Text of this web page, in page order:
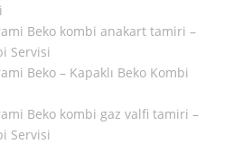
Beko kombi anakart tamiri –
Servisi
Beko – Kapaklı Beko Kombi
Beko kombi gaz valfi tamiri –
Servisi